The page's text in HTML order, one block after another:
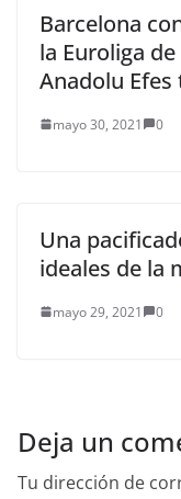
Barcelona
la Euroliga
Anadolu Efes
mayo 30, 2021 0
Una
ideales de la
mayo 29, 2021 0
Deja un
Tu dirección de